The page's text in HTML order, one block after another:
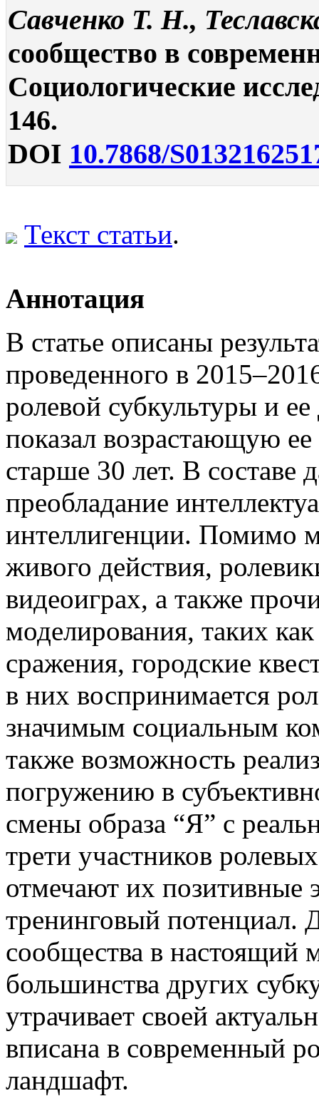
Савченко Т. Н.,
сообщество в
Социологические
146.
DOI 10.7868/
Текст статьи.
Аннотация
В статье описаны
проведенного в
ролевой субкультуры и
показал возрастающую
старше 30 лет. В составе
преобладание
интеллигенции. Помимо
живого действия,
видеоиграх, а также
моделирования, таких
сражения, городские
в них воспринимается
значимым социальным
также возможность
погружению в
смены образа “Я” с
трети участников
отмечают их позитивные
тренинговый потенциал.
сообщества в настоящий
большинства других
утрачивает своей
вписана в современный
ландшафт.